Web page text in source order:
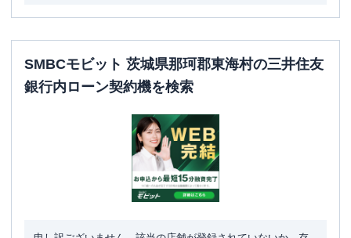
SMBCモビット 茨城県那珂郡東海村の三井住友
銀行内ローン契約機を検索